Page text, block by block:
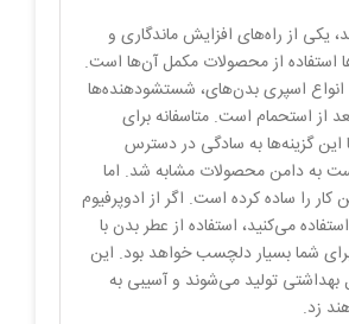
یکی از راه‌های افزایش ماندگاری و
از محصولات مکمل آن‌ها است.
انواع اسپری بدن‌های، شستشو‌دهنده‌ها
از استحمام است. متاسفانه برای
این گزینه‌ها به سادگی در دسترس
به دامن محصولات مشابه شد. اما
کار را ساده کرده است. اگر از ادوپرفیوم
استفاده می‌کنید، استفاده از عطر بدن با
شما بسیار دلچسب خواهد بود. این
بهداشتی تولید می‌شوند و آسیبی به
زد.